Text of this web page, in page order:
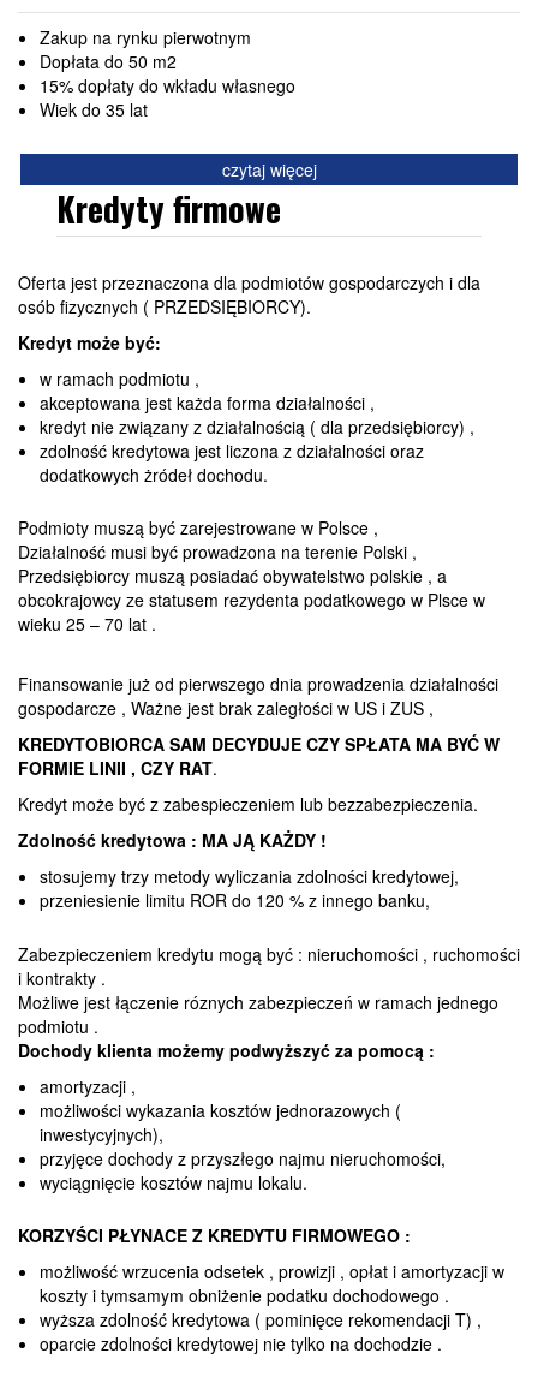
Zakup na rynku pierwotnym
Dopłata do 50 m2
15% dopłaty do wkładu własnego
Wiek do 35 lat
czytaj więcej
Kredyty firmowe
Oferta jest przeznaczona dla podmiotów gospodarczych i dla
osób fizycznych ( PRZEDSIĘBIORCY).
Kredyt może być:
w ramach podmiotu ,
akceptowana jest każda forma działalności ,
kredyt nie związany z działalnością ( dla przedsiębiorcy) ,
zdolność kredytowa jest liczona z działalności oraz
dodatkowych żródeł dochodu.
Podmioty muszą być zarejestrowane w Polsce ,
Działalność musi być prowadzona na terenie Polski ,
Przedsiębiorcy muszą posiadać obywatelstwo polskie , a
obcokrajowcy ze statusem rezydenta podatkowego w Plsce w
wieku 25 – 70 lat .
Finansowanie już od pierwszego dnia prowadzenia działalności
gospodarcze , Ważne jest brak zaległości w US i ZUS ,
KREDYTOBIORCA SAM DECYDUJE CZY SPŁATA MA BYĆ W
FORMIE LINII , CZY RAT.
Kredyt może być z zabespieczeniem lub bezzabezpieczenia.
Zdolność kredytowa : MA JĄ KAŻDY !
stosujemy trzy metody wyliczania zdolności kredytowej,
przeniesienie limitu ROR do 120 % z innego banku,
Zabezpieczeniem kredytu mogą być : nieruchomości , ruchomości
i kontrakty .
Możliwe jest łączenie róznych zabezpieczeń w ramach jednego
podmiotu .
Dochody klienta możemy podwyższyć za pomocą :
amortyzacji ,
możliwości wykazania kosztów jednorazowych (
inwestycyjnych),
przyjęce dochody z przyszłego najmu nieruchomości,
wyciągnięcie kosztów najmu lokalu.
KORZYŚCI PŁYNACE Z KREDYTU FIRMOWEGO :
możliwość wrzucenia odsetek , prowizji , opłat i amortyzacji w
koszty i tymsamym obniżenie podatku dochodowego .
wyższa zdolność kredytowa ( pominięce rekomendacji T) ,
oparcie zdolności kredytowej nie tylko na dochodzie .